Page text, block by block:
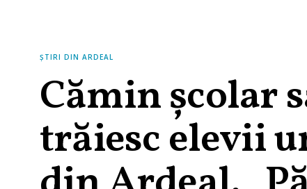
ȘTIRI DIN ARDEAL
Cămin școlar
trăiesc elevii